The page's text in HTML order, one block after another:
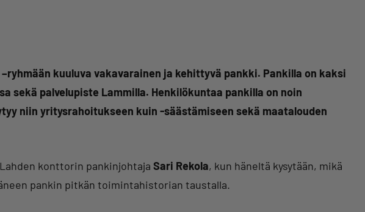
kuuluva vakavarainen ja kehittyvä pankki. Pankilla on kaksi
sekä palvelupiste Lammilla. Henkilökuntaa pankilla on noin
niin yritysrahoitukseen kuin -säästämiseen sekä maatalouden
konttorin pankinjohtaja Sari Rekola, kun häneltä kysytään, mikä
pankin pitkän toimintahistorian taustalla.